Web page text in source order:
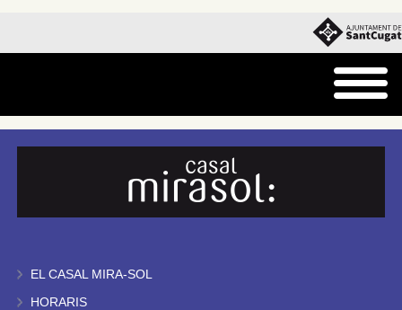
EL CASAL MIRA-SOL
HORARIS